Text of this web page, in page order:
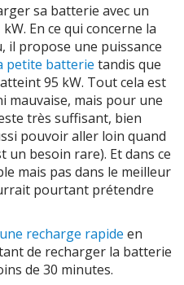
sa batterie avec un
En ce qui concerne la
il propose une puissance
petite batterie tandis que
95 kW. Tout cela est
mauvaise, mais pour une
très suffisant, bien
pouvoir aller loin quand
un besoin rare). Et dans ce
mais pas dans le meilleur
pourtant prétendre
une recharge rapide en
de recharger la batterie
de 30 minutes.